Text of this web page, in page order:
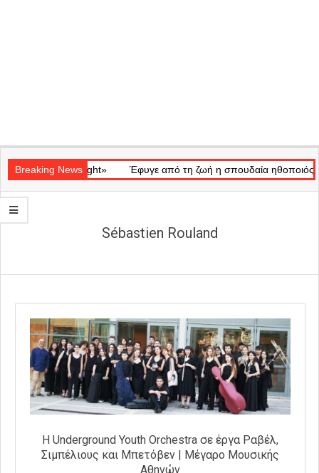
Navigation
Menu
Breaking News
«Ray of Light» Έφυγε από τη ζωή η σπουδαία ηθοποιός Μάρω
Sébastien Rouland
Η Underground Youth Orchestra σε έργα Ραβέλ,
Σιμπέλιους και Μπετόβεν | Μέγαρο Μουσικής
Αθηνών